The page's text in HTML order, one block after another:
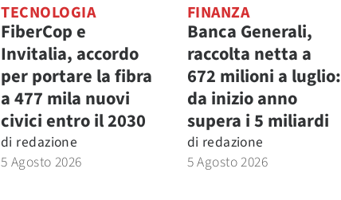
TECNOLOGIA
FiberCop e
Invitalia, accordo
per portare la fibra
a 477 mila nuovi
civici entro il 2030
di redazione
5 Agosto 2026
FINANZA
Banca Generali,
raccolta netta a
672 milioni a luglio:
da inizio anno
supera i 5 miliardi
di redazione
5 Agosto 2026